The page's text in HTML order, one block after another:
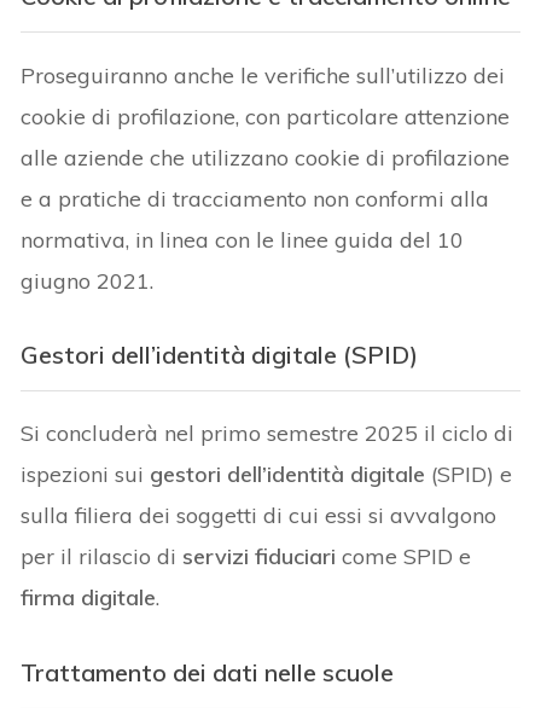
Proseguiranno anche le verifiche sull’utilizzo dei
cookie di profilazione, con particolare attenzione
alle aziende che utilizzano cookie di profilazione
e a pratiche di tracciamento non conformi alla
normativa, in linea con le linee guida del 10
giugno 2021.
Gestori dell’identità digitale (SPID)
Si concluderà nel primo semestre 2025 il ciclo di
ispezioni sui gestori dell’identità digitale (SPID) e
sulla filiera dei soggetti di cui essi si avvalgono
per il rilascio di servizi fiduciari come SPID e
firma digitale.
Trattamento dei dati nelle scuole